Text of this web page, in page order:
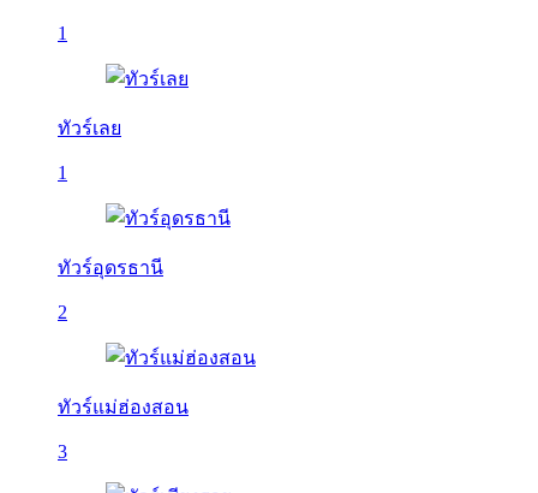
1
ทัวร์เลย
1
ทัวร์อุดรธานี
2
ทัวร์แม่ฮ่องสอน
3